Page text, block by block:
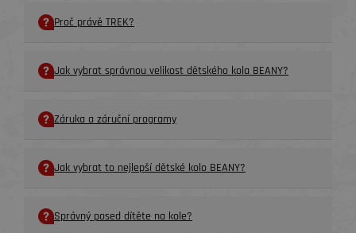
Proč právě TREK?
Jak vybrat správnou velikost dětského kola BEANY?
Záruka a záruční programy
Jak vybrat to nejlepší dětské kolo BEANY?
Správný posed dítěte na kole?